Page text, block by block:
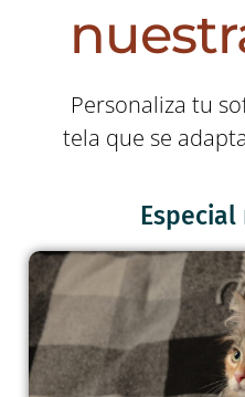
Personaliza tu
tela que se